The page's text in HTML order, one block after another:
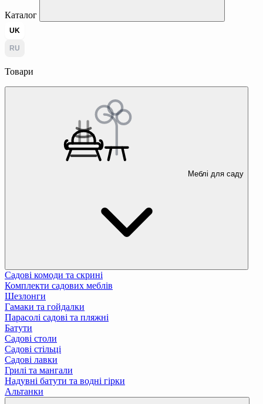
Каталог
UK
RU
Товари
Меблі для саду
Садові комоди та скрині
Комплекти садових меблів
Шезлонги
Гамаки та гойдалки
Парасолі садові та пляжні
Батути
Садові столи
Садові стільці
Садові лавки
Грилі та мангали
Надувні батути та водні гірки
Альтанки